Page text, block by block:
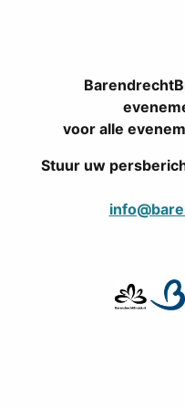
voor alle
Stuur uw